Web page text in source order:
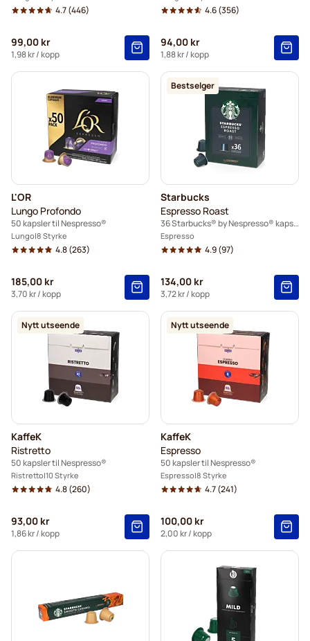
4.7(446)
99,00 kr
1,98 kr/ kopp
4.6(356)
94,00 kr
1,88 kr/ kopp
L'OR
Lungo Profondo
50 kapsler til Nespresso®
Lungo 8 Styrke
4.8(263)
185,00 kr
3,70 kr/ kopp
Bestselger
Starbucks
Espresso Roast
36 Starbucks® by Nespresso® kapsler
Espresso
4.9(97)
134,00 kr
3,72 kr/ kopp
Nytt utseende
KaffeK
Ristretto
50 kapsler til Nespresso®
Ristretto 10 Styrke
4.8(260)
93,00 kr
1,86 kr/ kopp
Nytt utseende
KaffeK
Espresso
50 kapsler til Nespresso®
Espresso 8 Styrke
4.7(241)
100,00 kr
2,00 kr/ kopp